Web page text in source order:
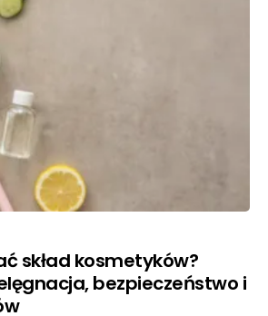
skład kosmetyków?
bezpieczeństwo i